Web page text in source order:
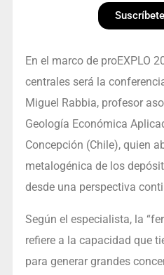
En el marco de proEXPLO
centrales será la
Miguel Rabbia, profesor
Geología Económica
Concepción (Chile), quien
metalogénica de los
desde una perspectiva
Según el especialista, la
refiere a la capacidad que
para generar grandes